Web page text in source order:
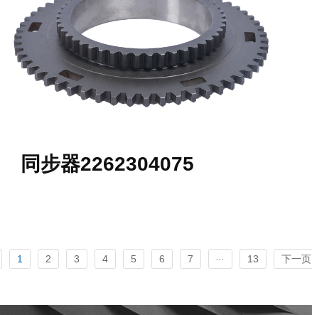
同步器2262304075
1 2 3 4 5 6 7 13 下一页